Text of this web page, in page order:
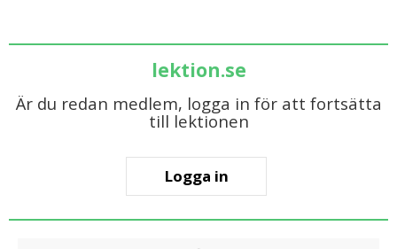
lektion.se
Är du redan medlem, logga in för att fortsätta
till lektionen
Logga in